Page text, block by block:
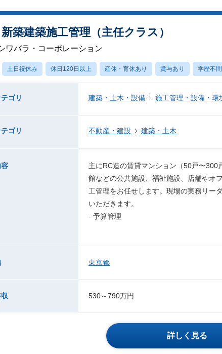
新築建築施工管理（主任クラス）
ワバラ・コーポレーション
土日祝休み 休日120日以上 産休・育休あり 賞与あり 学歴不問
ゴリ 建築・土木・設備 施工管理・設備・環
ゴリ 不動産・建設 建築・土木
主にRC造の賃貸マンション（50戸〜
館などの公共施設、福祉施設、店舗やオ
工管理をお任せします。現場の実務リー
いただきます。
- 予算管理
東京都
530～790万円
詳しく見る